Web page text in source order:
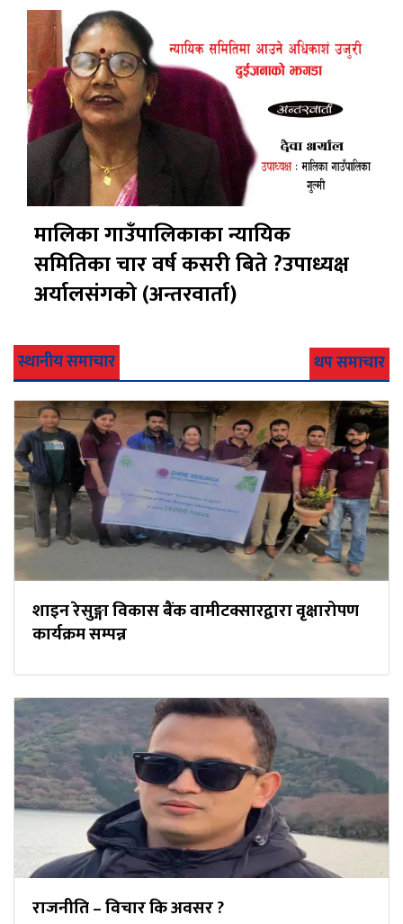
मालिका गाउँपालिकाका न्यायिक
समितिका चार वर्ष कसरी बिते ?उपाध्यक्ष
अर्यालसंंगको (अन्तरवार्ता)
स्थानीय समाचार थप समाचार
शाइन रेसुङ्गा विकास बैंक वामीटक्सारद्वारा वृक्षारोपण
कार्यक्रम सम्पन्न
राजनीति – विचार कि अवसर ?